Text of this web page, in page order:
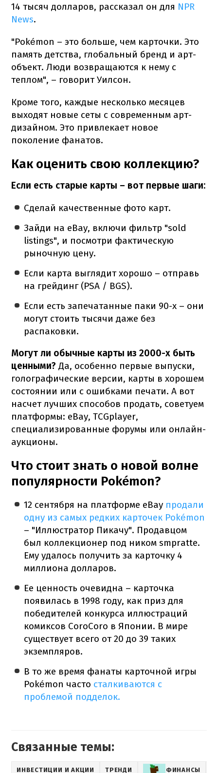
14 тысяч долларов, рассказал он для NPR
News.
"Pokémon – это больше, чем карточки. Это
память детства, глобальный бренд и арт-
объект. Люди возвращаются к нему с
теплом", – говорит Уилсон.
Кроме того, каждые несколько месяцев
выходят новые сеты с современным арт-
дизайном. Это привлекает новое
поколение фанатов.
Как оценить свою коллекцию?
Если есть старые карты – вот первые шаги:
Сделай качественные фото карт.
Зайди на eBay, включи фильтр "sold
listings", и посмотри фактическую
рыночную цену.
Если карта выглядит хорошо – отправь
на грейдинг (PSA / BGS).
Если есть запечатанные паки 90-х – они
могут стоить тысячи даже без
распаковки.
Могут ли обычные карты из 2000-х быть
ценными? Да, особенно первые выпуски,
голографические версии, карты в хорошем
состоянии или с ошибками печати. А вот
насчет лучших способов продать, советуем
платформы: eBay, TCGplayer,
специализированные форумы или онлайн-
аукционы.
Что стоит знать о новой волне
популярности Pokémon?
12 сентября на платформе eBay продали
одну из самых редких карточек Pokémon
– "Иллюстратор Пикачу". Продавцом
был коллекционер под ником smpratte.
Ему удалось получить за карточку 4
миллиона долларов.
Ее ценность очевидна – карточка
появилась в 1998 году, как приз для
победителей конкурса иллюстраций
комиксов CoroCoro в Японии. В мире
существует всего от 20 до 39 таких
экземпляров.
В то же время фанаты карточной игры
Pokémon часто сталкиваются с
проблемой подделок.
Связанные темы:
ИНВЕСТИЦИИ И АКЦИИ ТРЕНДИ ФИНАНСЫ